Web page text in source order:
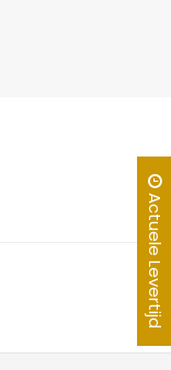
Actuele Levertijd